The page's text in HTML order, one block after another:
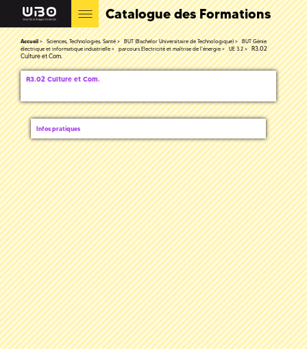
Catalogue des Formations
Accueil Sciences, Technologies, Santé BUT (Bachelor Universitaire de Technologique)
BUT Génie
électrique et informatique industrielle
parcours Electricité et maîtrise de l'énergie UE 3.2
R3.02
Culture et Com.
R3.02 Culture et Com.
Infos pratiques